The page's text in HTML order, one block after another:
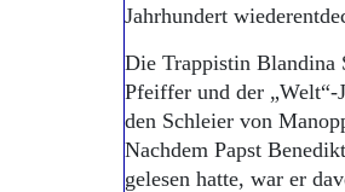
Jahrhundert
Die Trappistin Blandina
Pfeiffer und der „Welt“-
den Schleier von
Nachdem Papst
gelesen hatte, war er